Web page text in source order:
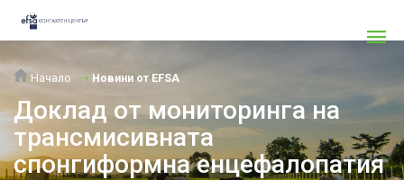
Начало Новини от EFSA
Доклад от мониторинга на
трансмисивната
спонгиформна енцефалопатия